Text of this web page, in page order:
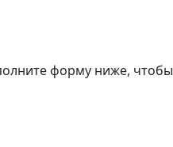
форму ниже,